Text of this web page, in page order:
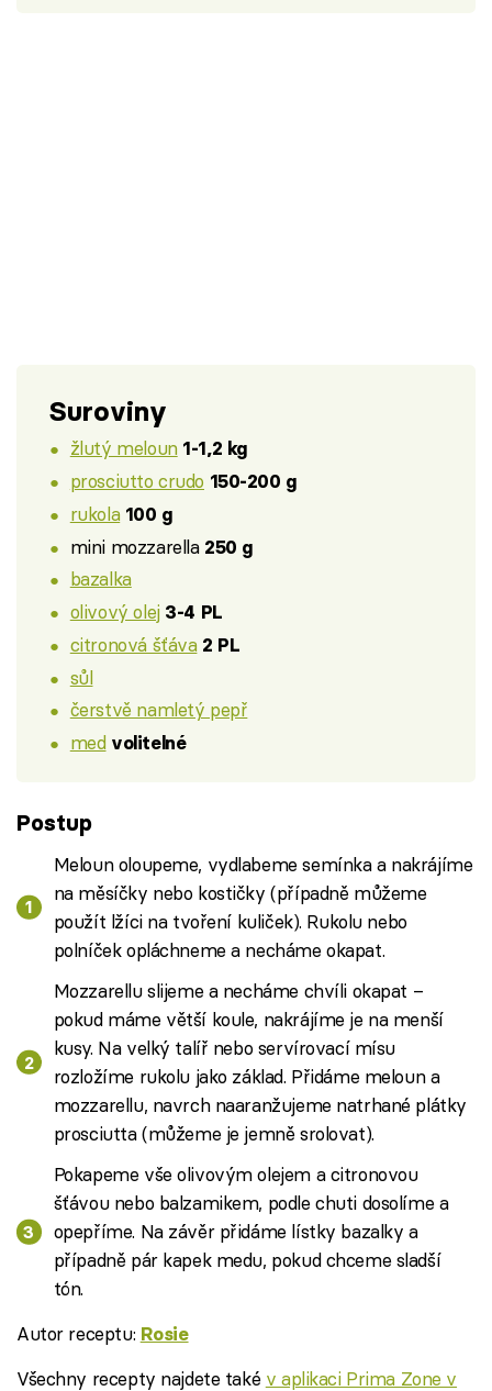
Suroviny
žlutý meloun 1-1,2 kg
prosciutto crudo 150-200 g
rukola 100 g
mini mozzarella 250 g
bazalka
olivový olej 3-4 PL
citronová šťáva 2 PL
sůl
čerstvě namletý pepř
med volitelné
Postup
Meloun oloupeme, vydlabeme semínka a nakrájíme
na měsíčky nebo kostičky (případně můžeme
použít lžíci na tvoření kuliček). Rukolu nebo
polníček opláchneme a necháme okapat.
Mozzarellu slijeme a necháme chvíli okapat –
pokud máme větší koule, nakrájíme je na menší
kusy. Na velký talíř nebo servírovací mísu
rozložíme rukolu jako základ. Přidáme meloun a
mozzarellu, navrch naaranžujeme natrhané plátky
prosciutta (můžeme je jemně srolovat).
Pokapeme vše olivovým olejem a citronovou
šťávou nebo balzamikem, podle chuti dosolíme a
opepříme. Na závěr přidáme lístky bazalky a
případně pár kapek medu, pokud chceme sladší
tón.
Autor receptu: Rosie
Všechny recepty najdete také v aplikaci Prima Zone v